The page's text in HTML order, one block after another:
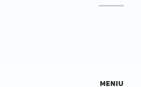
MENIU